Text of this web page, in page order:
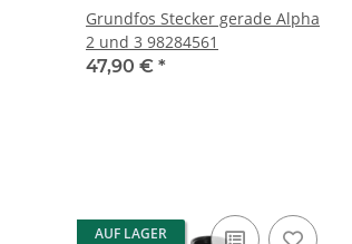
Grundfos Stecker gerade Alpha
2 und 3 98284561
47,90 € *
AUF LAGER